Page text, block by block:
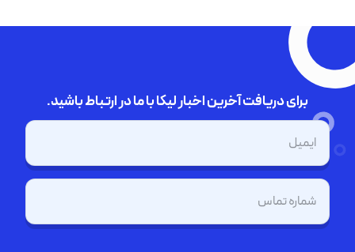
برای دریافت آخرین اخبار لیکا با ما در ارتباط باشید.